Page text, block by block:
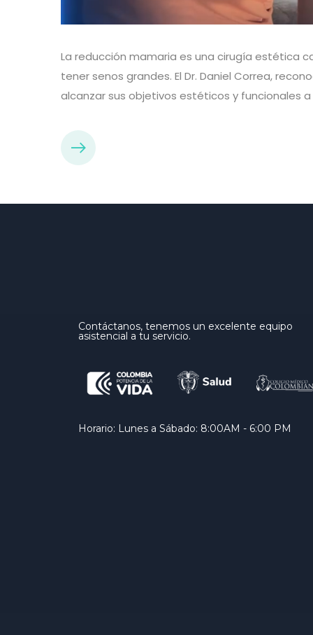
La reducción mamaria es una cirugía estética
tener senos grandes. El Dr. Daniel Correa,
alcanzar sus objetivos estéticos y funcionales
Contáctanos, tenemos un excelente equipo
asistencial a tu servicio.
Horario: Lunes a Sábado: 8:00AM - 6:00 PM